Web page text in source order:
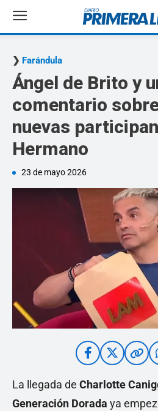
Farándula
Ángel de Brito y
comentario
nuevas
Hermano
23 de mayo 2026
La llegada de Charlotte
Generación Dorada ya